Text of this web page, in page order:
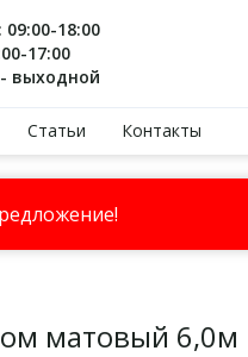
18:00
17:00
выходной
Статьи Контакты
матовый 6,0м